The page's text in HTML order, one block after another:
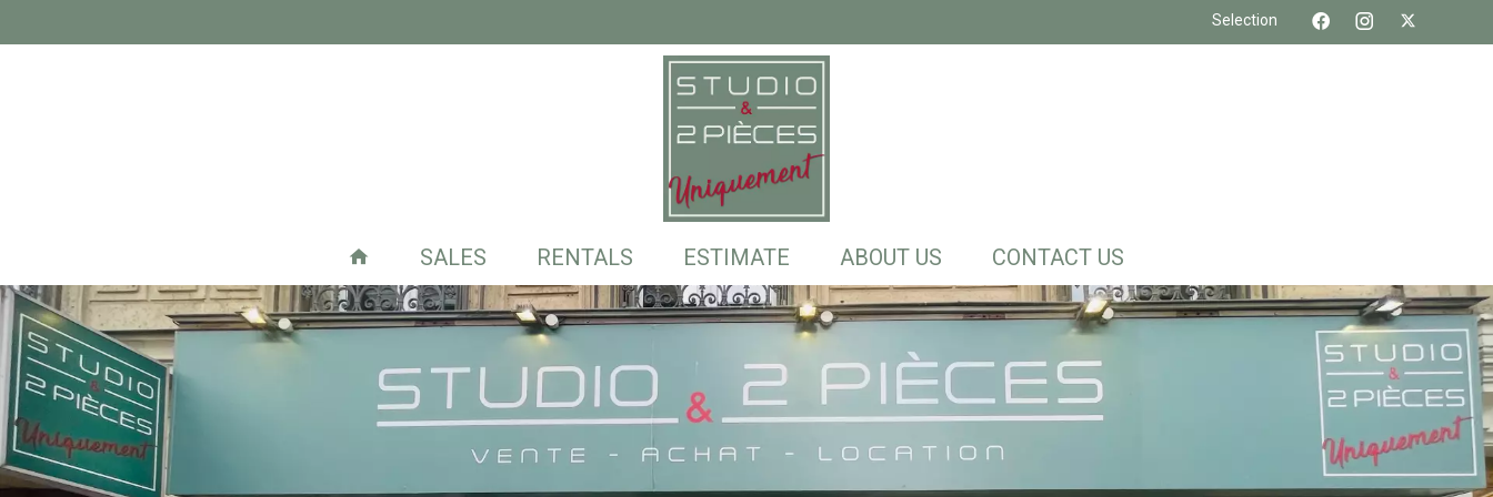
Selection
SALES RENTALS ESTIMATE ABOUT US CONTACT US